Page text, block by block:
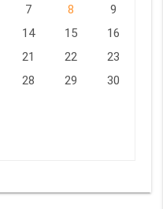
7 8
9
14 15
16
21 22
23
28 29
30